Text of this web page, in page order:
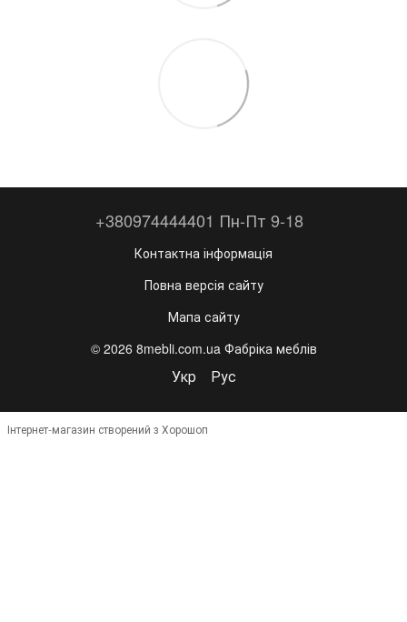
+380974444401 Пн-Пт 9-18
Контактна інформація
Повна версія сайту
Мапа сайту
© 2026 8mebli.com.ua Фабріка меблів
Укр Рус
Інтернет-магазин створений з Хорошоп